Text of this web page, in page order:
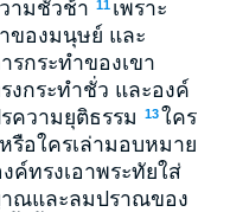
ามชั่วช้า 11 เพราะ
ของมนุษย์ และ
รกระทำของเขา
งกระทำชั่ว และองค์
ความยุติธรรม
13ใคร
รือใครเล่ามอบหมาย
ค์ทรงเอาพระทัยใส่
ณและลมปราณของ